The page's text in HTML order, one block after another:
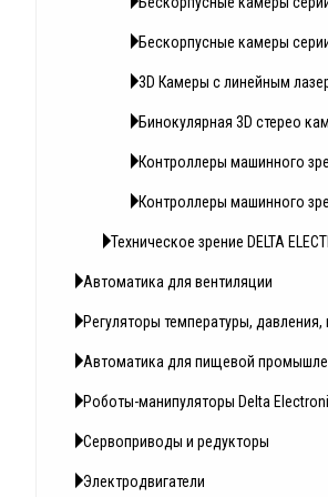
Бескорпусные камеры серии
3D Камеры с линейным
Бинокулярная 3D стерео
Контроллеры машинного
Контроллеры машинного
Техническое зрение DELTA
Автоматика для вентиляции
Регуляторы температуры, давления,
Автоматика для пищевой
Роботы-манипуляторы Delta
Сервоприводы и редукторы
Электродвигатели